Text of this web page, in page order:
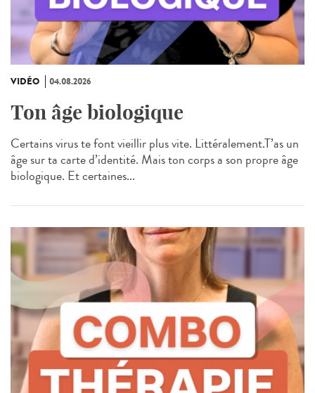
VIDÉO 04.08.2026
Ton âge biologique
Certains virus te font vieillir plus vite. Littéralement.T’as un
âge sur ta carte d’identité. Mais ton corps a son propre âge
biologique. Et certaines...